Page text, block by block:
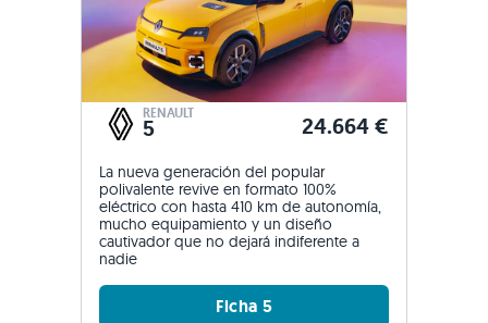
RENAULT
5 24.664 €
La nueva generación del popular
polivalente revive en formato 100%
eléctrico con hasta 410 km de autonomía,
mucho equipamiento y un diseño
cautivador que no dejará indiferente a
nadie
Ficha 5